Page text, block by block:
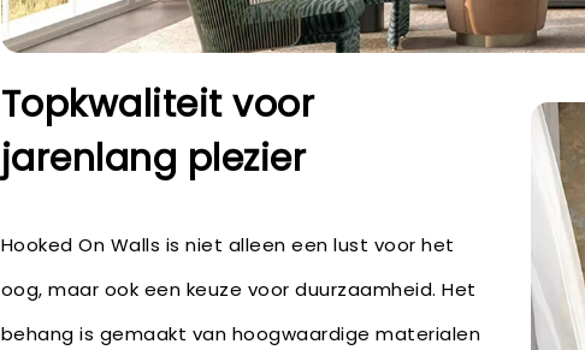
Topkwaliteit voor
jarenlang plezier
Hooked On Walls is niet alleen een lust voor het
oog, maar ook een keuze voor duurzaamheid. Het
behang is gemaakt van hoogwaardige materialen